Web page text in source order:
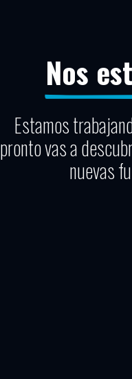
Nos
Estamos
pronto vas a
nuevas